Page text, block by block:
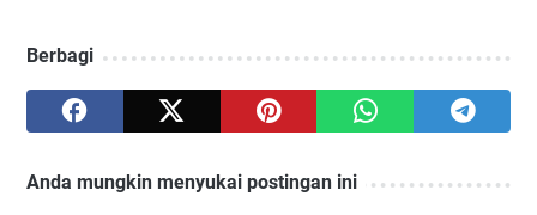
Berbagi
Anda mungkin menyukai postingan ini